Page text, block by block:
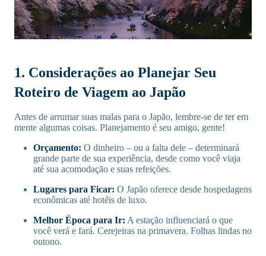
1. Considerações ao Planejar Seu
Roteiro de Viagem ao Japão
Antes de arrumar suas malas para o Japão, lembre-se de ter em
mente algumas coisas. Planejamento é seu amigo, gente!
Orçamento: O dinheiro – ou a falta dele – determinará
grande parte de sua experiência, desde como você viaja
até sua acomodação e suas refeições.
Lugares para Ficar: O Japão oferece desde hospedagens
econômicas até hotéis de luxo.
Melhor Época para Ir: A estação influenciará o que
você verá e fará. Cerejeiras na primavera. Folhas lindas no
outono.